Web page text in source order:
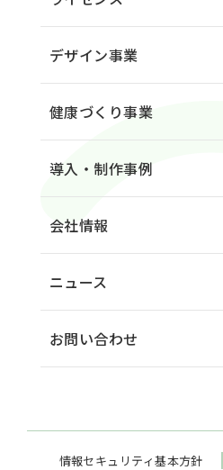
デザイン事業
健康づくり事業
導入・制作事例
会社情報
ニュース
お問い合わせ
情報セキュリティ基本方針